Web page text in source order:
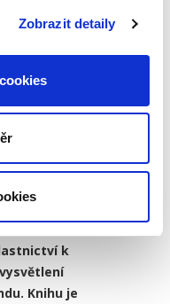
Zobrazit detaily
analýzy
nikoli jen
jevů na
úpravy. Jako
k
Knihu je